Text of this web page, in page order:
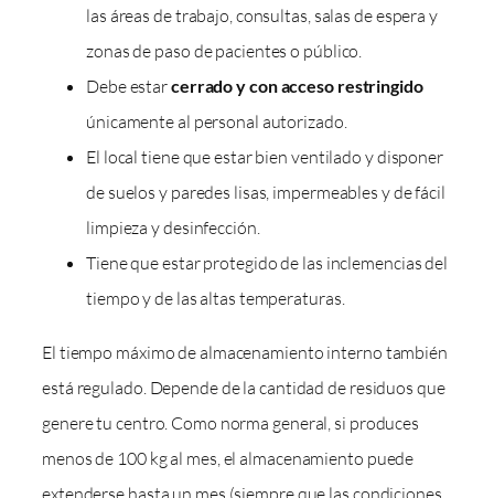
las áreas de trabajo, consultas, salas de espera y
zonas de paso de pacientes o público.
Debe estarcerrado y con acceso restringido
únicamente al personal autorizado.
El local tiene que estar bien ventilado y disponer
de suelos y paredes lisas, impermeables y de fácil
limpieza y desinfección.
Tiene que estar protegido de las inclemencias del
tiempo y de las altas temperaturas.
El tiempo máximo de almacenamiento interno también
está regulado. Depende de la cantidad de residuos que
genere tu centro. Como norma general, si produces
menos de 100 kg al mes, el almacenamiento puede
extenderse hasta un mes (siempre que las condiciones